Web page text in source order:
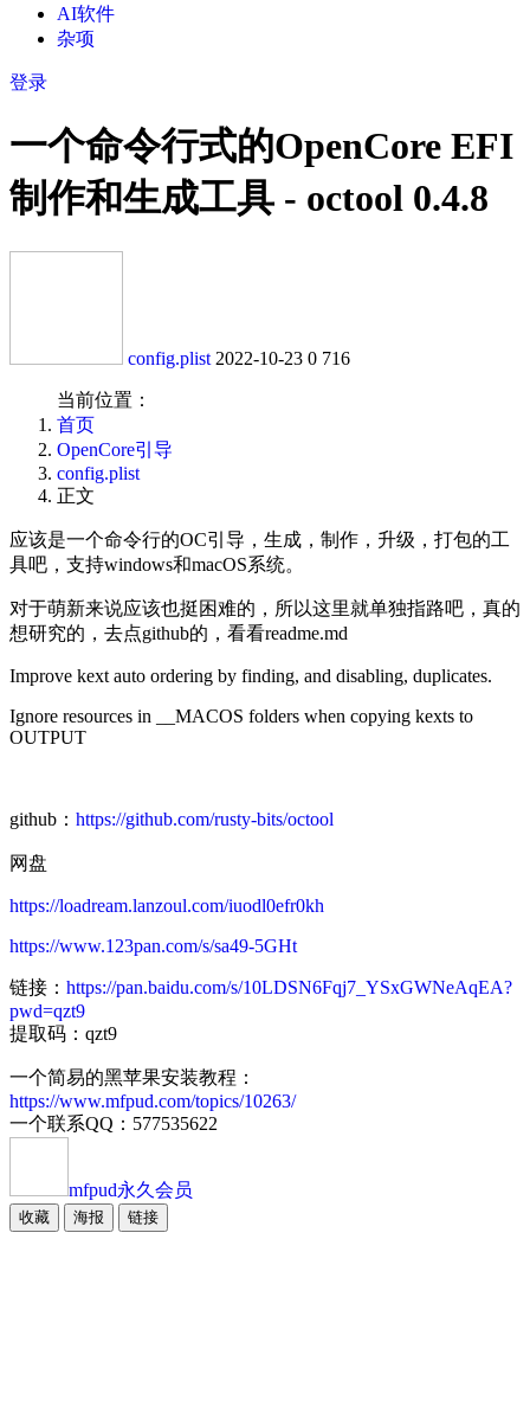
AI软件
杂项
登录
一个命令行式的OpenCore EFI
制作和生成工具 - octool 0.4.8
config.plist 2022-10-23 0 716
当前位置：
首页
OpenCore引导
config.plist
正文
应该是一个命令行的OC引导，生成，制作，升级，打包的工
具吧，支持windows和macOS系统。
对于萌新来说应该也挺困难的，所以这里就单独指路吧，真的
想研究的，去点github的，看看readme.md
Improve kext auto ordering by finding, and disabling, duplicates.
Ignore resources in __MACOS folders when copying kexts to
OUTPUT
github： https://github.com/rusty-bits/octool
网盘
https://loadream.lanzoul.com/iuodl0efr0kh
https://www.123pan.com/s/sa49-5GHt
链接： https://pan.baidu.com/s/10LDSN6Fqj7_YSxGWNeAqEA?
pwd=qzt9
提取码：qzt9
一个简易的黑苹果安装教程：
https://www.mfpud.com/topics/10263/
一个联系QQ：577535622
mfpud永久会员
收藏 海报 链接